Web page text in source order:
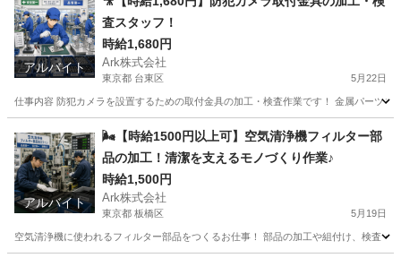
アルバイト
査スタッフ！
時給1,680円
Ark株式会社
東京都 台東区 5月22日
仕事内容 防犯カメラを設置するための取付金具の加工・検査作業です！ 金属パーツ
工場
アルバイト
🌬️【時給1500円以上可】空気清浄機フィルター部
品の加工！清潔を支えるモノづくり作業♪
時給1,500円
Ark株式会社
東京都 板橋区 5月19日
空気清浄機に使われるフィルター部品をつくるお仕事！ 部品の加工や組付け、検査